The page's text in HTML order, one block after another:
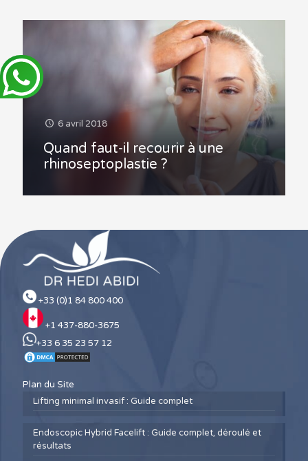
6 avril 2018
Quand faut-il recourir à une
rhinoseptoplastie ?
+33 (0)1 84 800 400
+1 437-880-3675
+33 6 35 23 57 12
Plan du Site
Lifting minimal invasif : Guide complet
Endoscopic Hybrid Facelift : Guide complet, déroulé et
résultats